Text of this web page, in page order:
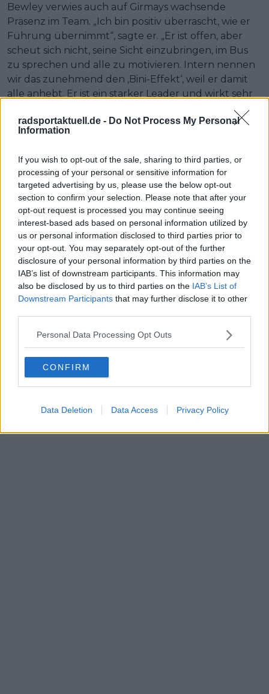
radsportaktuell.de - Do Not Process My Personal
Information
If you wish to opt-out of the sale, sharing to third parties, or
processing of your personal or sensitive information for
targeted advertising by us, please use the below opt-out
section to confirm your selection. Please note that after your
opt-out request is processed you may continue seeing
interest-based ads based on personal information utilized by
us or personal information disclosed to third parties prior to
your opt-out. You may separately opt-out of the further
disclosure of your personal information by third parties on the
IAB’s list of downstream participants. This information may
also be disclosed by us to third parties on the IAB’s List of
Downstream Participants that may further disclose it to other
Personal Data Processing Opt Outs
CONFIRM
Data Deletion Data Access Privacy Policy
Bewley verwies auch auf Girmays wachsende
Präsenz im Team. „Ich bin positiv überrascht, wie er
Führung übernimmt“, sagte er. „Er ist offen, aber
scheut sich nicht, seine Sicht einzubringen, im Bus
zu sprechen und alle zu motivieren. Intern nennen
wir das zunehmend den ‚Bini-Effekt‘, weil er damit
alle anhebt. Er ist ein starker Leader und wirkt sehr
Erfolg.“
sortiert. Es zeigte jedoch, dass Girmay vor dem
Rennen, in dem er vor zwei Sommern Geschichte
schrieb, wieder in derselben Diskussion mit Merlier,
Kooij und Philipsen ist.